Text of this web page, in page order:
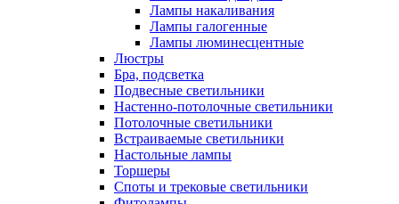
Лампы накаливания
Лампы галогенные
Лампы люминесцентные
Люстры
Бра, подсветка
Подвесные светильники
Настенно-потолочные светильники
Потолочные светильники
Встраиваемые светильники
Настольные лампы
Торшеры
Споты и трековые светильники